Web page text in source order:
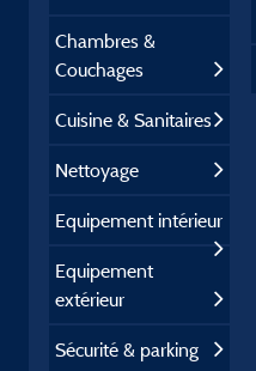
Chambres &
Couchages
Cuisine & Sanitaires
Nettoyage
Equipement intérieur
Equipement
extérieur
Sécurité & parking